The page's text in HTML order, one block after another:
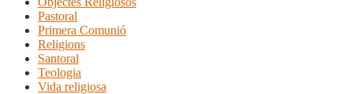
Pastoral
Primera Comunió
Religions
Santoral
Teologia
Vida religiosa